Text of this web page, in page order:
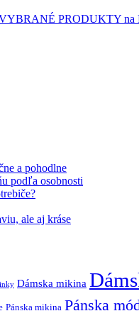
PRODUKTY na
a pohodlne
podľa osobnosti
ale aj kráse
Dámska mikina
Pánska mikina Pánska